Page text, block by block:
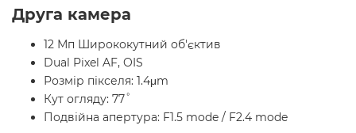
Друга камера
12 Мп Ширококутний об'єктив
Dual Pixel AF, OIS
Розмір пікселя: 1.4μm
Кут огляду: 77˚
Подвійна апертура: F1.5 mode / F2.4 mode